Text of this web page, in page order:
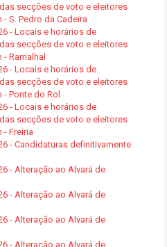
secções de voto e eleitores
S. Pedro da Cadeira
- Locais e horários de
secções de voto e eleitores
Ramalhal
- Locais e horários de
secções de voto e eleitores
Ponte do Rol
- Locais e horários de
secções de voto e eleitores
- Freiria
- Candidaturas definitivamente
- Alteração ao Alvará de
- Alteração ao Alvará de
- Alteração ao Alvará de
- Alteração ao Alvará de